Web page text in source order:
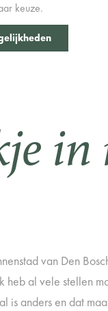
keuze.
van Den
heb al vele stellen
is anders en dat